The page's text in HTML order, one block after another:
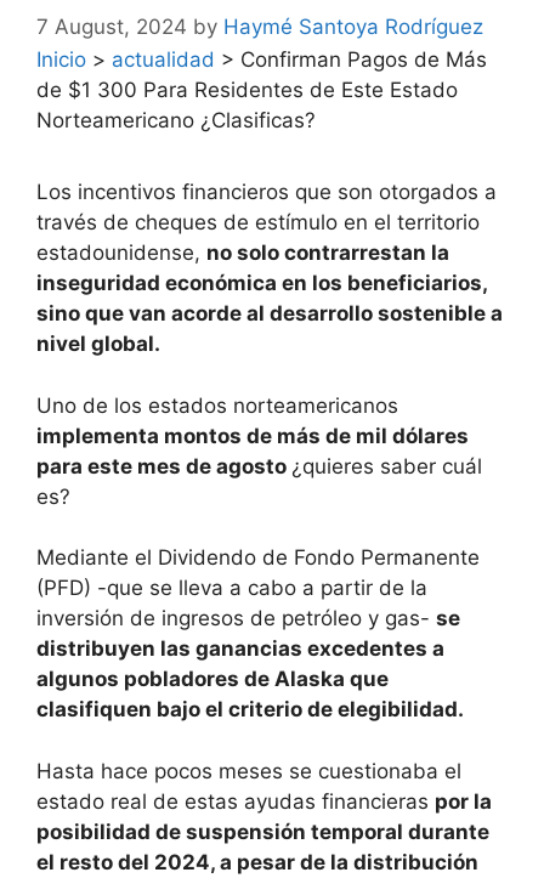
7 August, 2024 by Haymé Santoya Rodríguez
Inicio > actualidad > Confirman Pagos de Más
de $1 300 Para Residentes de Este Estado
Norteamericano ¿Clasificas?
Los incentivos financieros que son otorgados a
través de cheques de estímulo en el territorio
estadounidense, no solo contrarrestan la
inseguridad económica en los beneficiarios,
sino que van acorde al desarrollo sostenible a
nivel global.
Uno de los estados norteamericanos
implementa montos de más de mil dólares
para este mes de agosto ¿quieres saber cuál
es?
Mediante el Dividendo de Fondo Permanente
(PFD) -que se lleva a cabo a partir de la
inversión de ingresos de petróleo y gas- se
distribuyen las ganancias excedentes a
algunos pobladores de Alaska que
clasifiquen bajo el criterio de elegibilidad.
Hasta hace pocos meses se cuestionaba el
estado real de estas ayudas financieras por la
posibilidad de suspensión temporal durante
el resto del 2024, a pesar de la distribución